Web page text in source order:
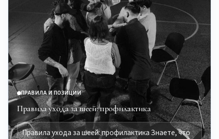
ПРАВИЛА И ПОЗИЦИИ
Правила ухода за шеей: профилактика
Правила ухода за шеей: профилактика Знаете, что